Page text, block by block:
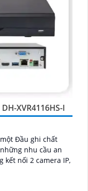
XVR4116HS-I
một Đầu ghi chất
nhu cầu an